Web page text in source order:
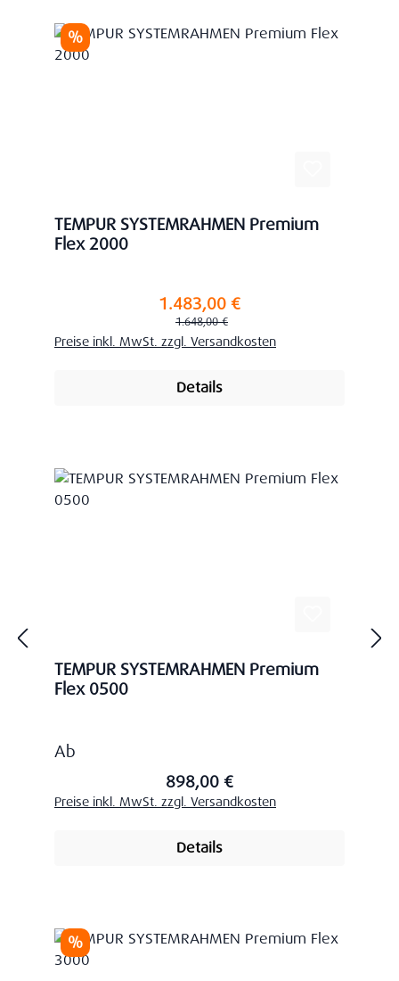
Rabatt
%
TEMPUR SYSTEMRAHMEN Premium
Flex 2000
Verkaufspreis:1.483,00 €
Regulärer Preis:
1.648,00 €
Preise inkl. MwSt. zzgl. Versandkosten
Details
TEMPUR SYSTEMRAHMEN Premium
Flex 0500
Regulärer Preis:
Ab
898,00 €
Preise inkl. MwSt. zzgl. Versandkosten
Details
Rabatt
%